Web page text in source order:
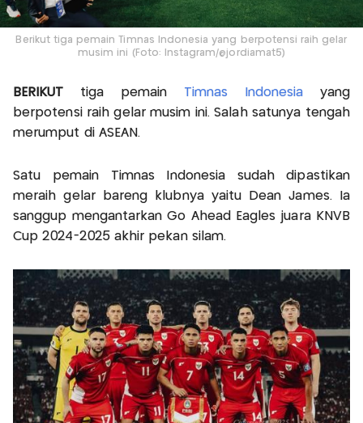
Berikut tiga pemain Timnas Indonesia yang berpotensi raih gelar
musim ini (Foto: Instagram/@jordiamat5)
BERIKUT tiga pemain Timnas Indonesia yang
berpotensi raih gelar musim ini. Salah satunya tengah
merumput di ASEAN.
Satu pemain Timnas Indonesia sudah dipastikan
meraih gelar bareng klubnya yaitu Dean James. Ia
sanggup mengantarkan Go Ahead Eagles juara KNVB
Cup 2024-2025 akhir pekan silam.